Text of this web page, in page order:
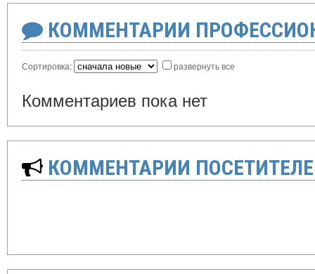
КОММЕНТАРИИ
Сортировка: развернуть все
Комментариев пока нет
КОММЕНТАРИИ